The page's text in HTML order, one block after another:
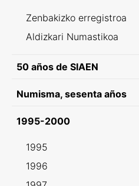
Zenbakizko erregistroa
Aldizkari Numastikoa
50 años de SIAEN
Numisma, sesenta años
1995-2000
1995
1996